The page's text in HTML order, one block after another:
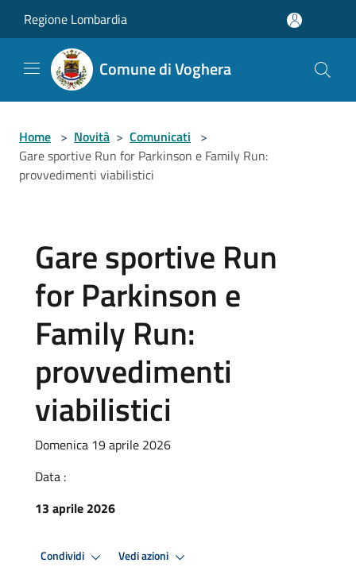
Regione Lombardia
Comune di Voghera
Home > Novità > Comunicati >
Gare sportive Run for Parkinson e Family Run:
provvedimenti viabilistici
Gare sportive Run
for Parkinson e
Family Run:
provvedimenti
viabilistici
Domenica 19 aprile 2026
Data :
13 aprile 2026
Condividi Vedi azioni